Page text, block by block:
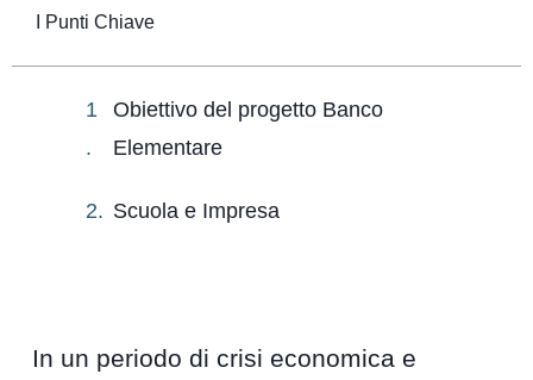
I Punti Chiave
Obiettivo del progetto Banco
Elementare
Scuola e Impresa
In un periodo di crisi economica e